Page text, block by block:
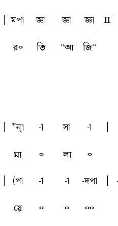
mpa ta ta ta L
র৹ তি "আ জি"
Snha -a sa -a
মা ৹ লা ৹
(pa -a -a -dpa
য়ে ৹ ৹ ৹৹